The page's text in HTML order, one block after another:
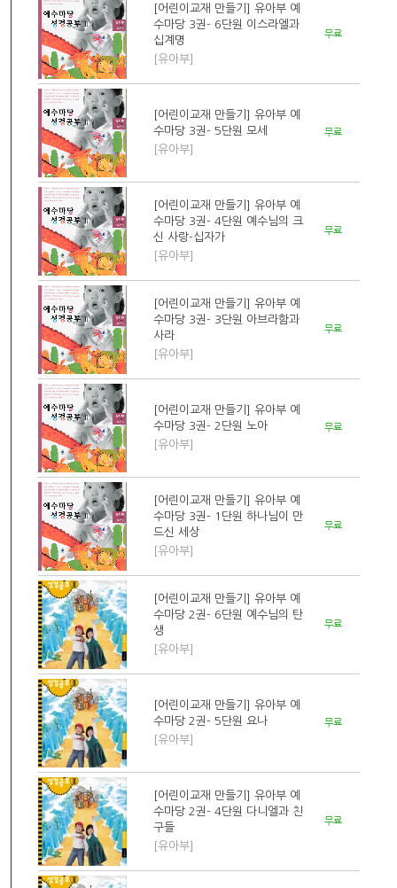
[어린이교재 만들기] 유아부 예
수마당 3권- 6단원 이스라엘과
십계명
[유아부]
무료
[어린이교재 만들기] 유아부 예
수마당 3권- 5단원 모세
[유아부]
무료
[어린이교재 만들기] 유아부 예
수마당 3권- 4단원 예수님의 크
신 사랑-십자가
[유아부]
무료
[어린이교재 만들기] 유아부 예
수마당 3권- 3단원 아브라함과
사라
[유아부]
무료
[어린이교재 만들기] 유아부 예
수마당 3권- 2단원 노아
[유아부]
무료
[어린이교재 만들기] 유아부 예
수마당 3권- 1단원 하나님이 만
드신 세상
[유아부]
무료
[어린이교재 만들기] 유아부 예
수마당 2권- 6단원 예수님의 탄
생
[유아부]
무료
[어린이교재 만들기] 유아부 예
수마당 2권- 5단원 요나
[유아부]
무료
[어린이교재 만들기] 유아부 예
수마당 2권- 4단원 다니엘과 친
구들
[유아부]
무료